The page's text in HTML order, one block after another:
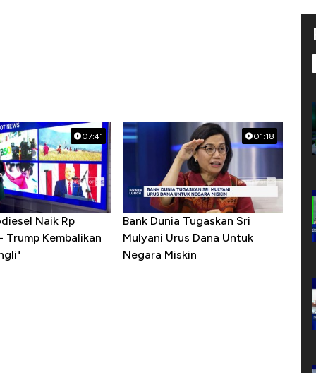
07:41
Naik Rp
Trump Kembalikan
01:18
Bank Dunia Tugaskan Sri
Mulyani Urus Dana Untuk
Negara Miskin